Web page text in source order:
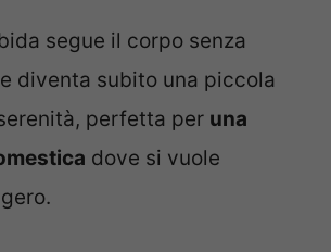
segue il corpo senza
diventa subito una piccola
perfetta per una
dove si vuole